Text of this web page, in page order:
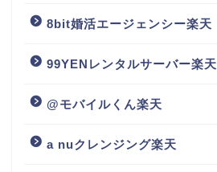
8bit婚活エージェンシー楽天
99YENレンタルサーバー楽天
@モバイルくん楽天
a nuクレンジング楽天